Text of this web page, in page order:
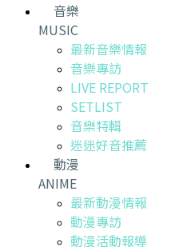
音樂
MUSIC
最新音樂情報
音樂專訪
LIVE REPORT
SETLIST
音樂特輯
迷迷好音推薦
動漫
ANIME
最新動漫情報
動漫專訪
動漫活動報導